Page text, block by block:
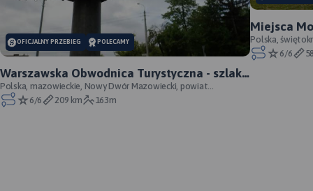
OFICJALNY PRZEBIEG POLECAMY
Warszawska Obwodnica Turystyczna - szlak
pieszy - oficjalny przebieg
Polska, mazowieckie, Nowy Dwór Mazowiecki, powiat
nowodworski
6/6 209 km 163m
Miejsca
oficjalny
Polska,
6/6